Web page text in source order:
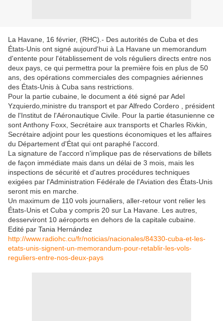
La Havane, 16 février, (RHC).- Des autorités de Cuba et des
États-Unis ont signé aujourd'hui à La Havane un memorandum
d'entente pour l'établissement de vols réguliers directs entre nos
deux pays, ce qui permettra pour la première fois en plus de 50
ans, des opérations commerciales des compagnies aériennes
des États-Unis à Cuba sans restrictions.
Pour la partie cubaine, le document a été signé par Adel
Yzquierdo,ministre du transport et par Alfredo Cordero , président
de l'Institut de l'Aéronautique Civile. Pour la partie étasunienne ce
sont Anthony Foxx, Secrétaire aux transports et Charles Rivkin,
Secrétaire adjoint pour les questions économiques et les affaires
du Département d'État qui ont paraphé l'accord.
La signature de l'accord n'implique pas de réservations de billets
de façon immédiate mais dans un délai de 3 mois, mais les
inspections de sécurité et d'autres procédures techniques
exigées par l'Administration Fédérale de l'Aviation des États-Unis
seront mis en marche.
Un maximum de 110 vols journaliers, aller-retour vont relier les
États-Unis et Cuba y compris 20 sur La Havane. Les autres,
desserviront 10 aéroports en dehors de la capitale cubaine.
Edité par Tania Hernández
http://www.radiohc.cu/fr/noticias/nacionales/84330-cuba-et-les-
etats-unis-signent-un-memorandum-pour-retablir-les-vols-
reguliers-entre-nos-deux-pays